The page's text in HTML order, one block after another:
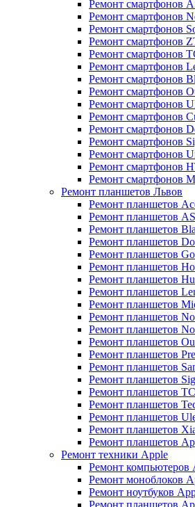
Ремонт смартфонов
Ремонт смартфонов
Ремонт смартфонов
Ремонт смартфонов
Ремонт смартфонов
Ремонт смартфонов
Ремонт смартфонов
Ремонт смартфонов
Ремонт смартфонов
Ремонт смартфонов
Ремонт смартфонов
Ремонт смартфонов
Ремонт смартфонов
Ремонт смартфонов
Ремонт смартфонов
Ремонт планшетов Львов
Ремонт планшетов
Ремонт планшетов
Ремонт планшетов
Ремонт планшетов
Ремонт планшетов
Ремонт планшетов
Ремонт планшетов
Ремонт планшетов
Ремонт планшетов
Ремонт планшетов
Ремонт планшетов
Ремонт планшетов
Ремонт планшетов
Ремонт планшетов
Ремонт планшетов
Ремонт планшетов
Ремонт планшетов
Ремонт планшетов
Ремонт планшетов
Ремонт планшетов
Ремонт техники Apple
Ремонт компьютеров
Ремонт моноблоков
Ремонт ноутбуков
Ремонт планшетов